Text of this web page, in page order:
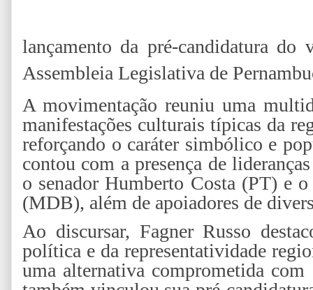
lançamento da pré-candidatura do
Assembleia Legislativa de
A movimentação reuniu uma
manifestações culturais típicas da
reforçando o caráter simbólico e
contou com a presença de
o senador Humberto Costa (PT) e
(MDB), além de apoiadores de
Ao discursar, Fagner Russo
política e da representatividade
uma alternativa comprometida com